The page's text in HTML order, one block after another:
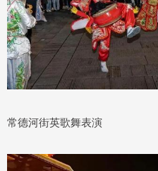
常德河街英歌舞表演